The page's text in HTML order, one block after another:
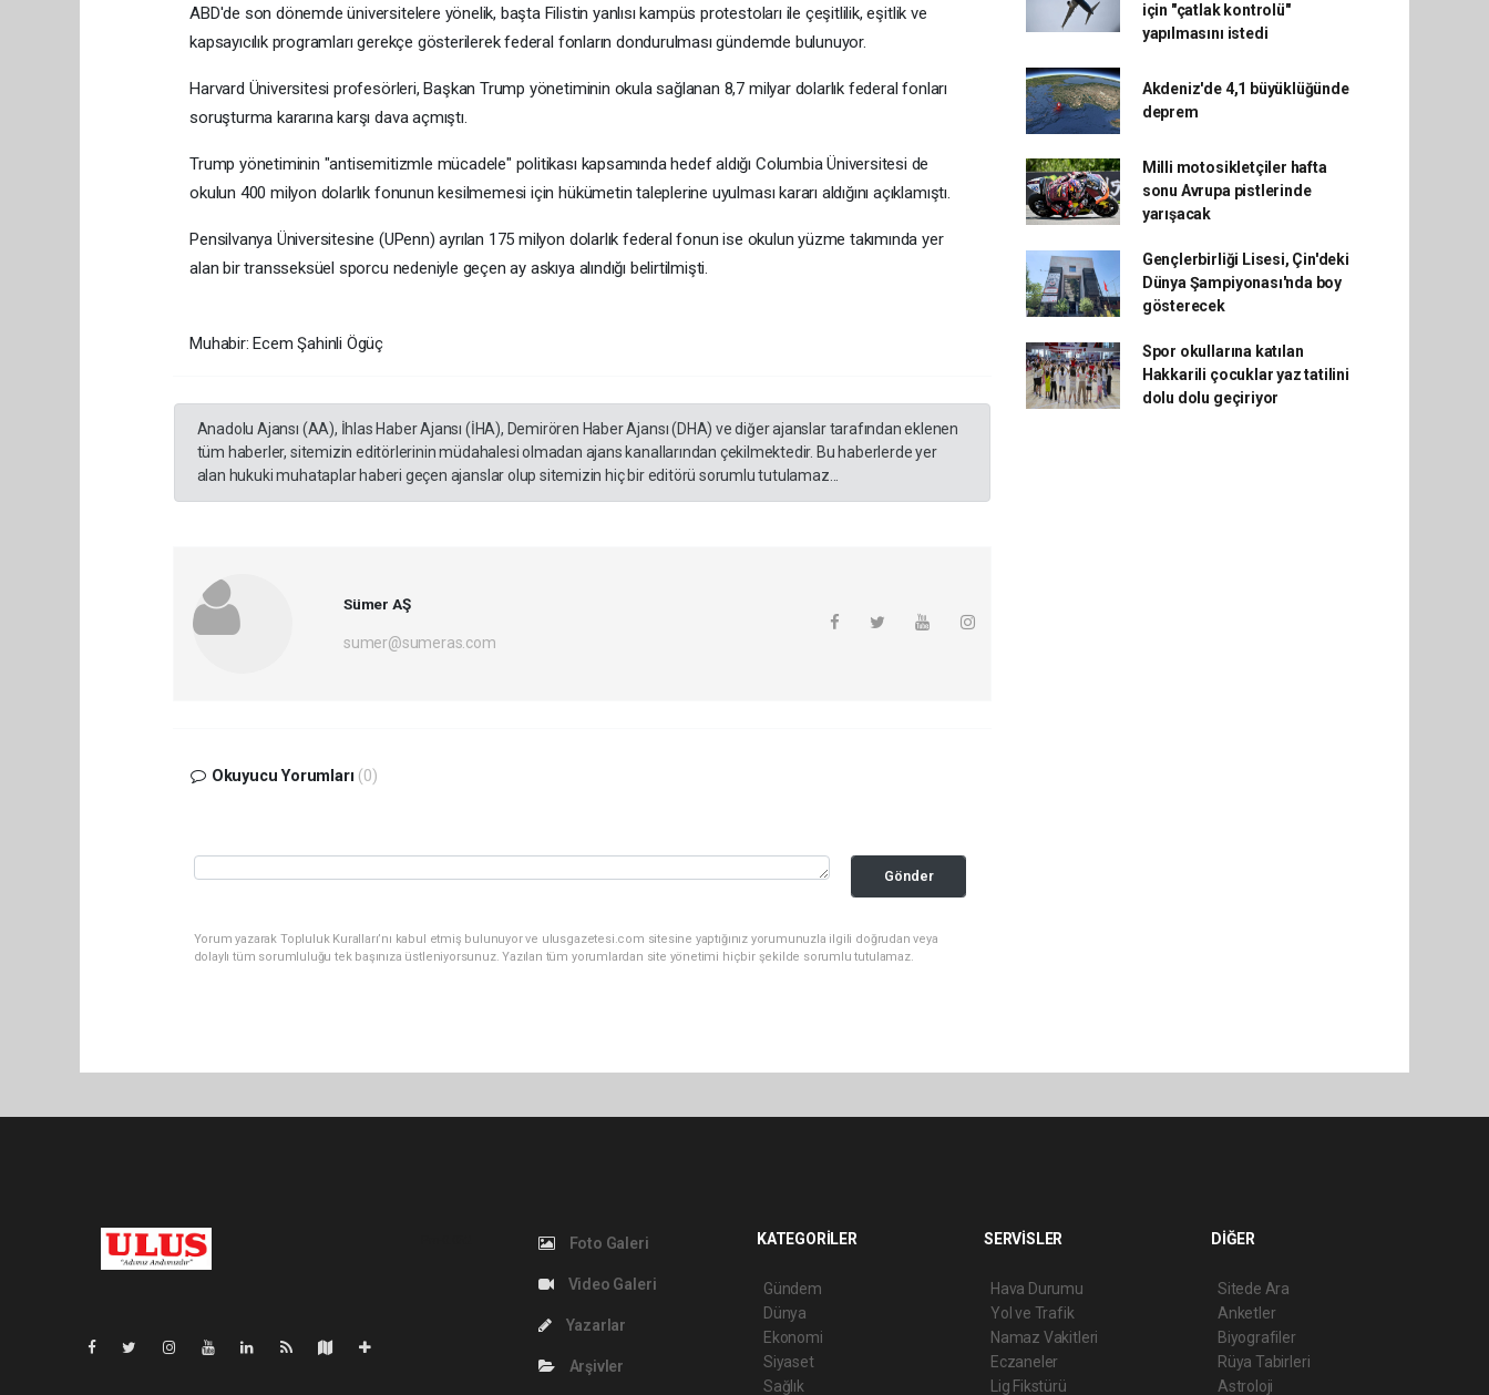
ABD'de son dönemde üniversitelere yönelik, başta Filistin yanlısı kampüs protestoları ile çeşitlilik, eşitlik ve
kapsayıcılık programları gerekçe gösterilerek federal fonların dondurulması gündemde bulunuyor.
Harvard Üniversitesi profesörleri, Başkan Trump yönetiminin okula sağlanan 8,7 milyar dolarlık federal fonları
soruşturma kararına karşı dava açmıştı.
Trump yönetiminin "antisemitizmle mücadele" politikası kapsamında hedef aldığı Columbia Üniversitesi de
okulun 400 milyon dolarlık fonunun kesilmemesi için hükümetin taleplerine uyulması kararı aldığını açıklamıştı.
Pensilvanya Üniversitesine (UPenn) ayrılan 175 milyon dolarlık federal fonun ise okulun yüzme takımında yer
alan bir transseksüel sporcu nedeniyle geçen ay askıya alındığı belirtilmişti.
Muhabir: Ecem Şahinli Ögüç
Anadolu Ajansı (AA), İhlas Haber Ajansı (İHA), Demirören Haber Ajansı (DHA) ve diğer ajanslar tarafından eklenen
tüm haberler, sitemizin editörlerinin müdahalesi olmadan ajans kanallarından çekilmektedir. Bu haberlerde yer
alan hukuki muhataplar haberi geçen ajanslar olup sitemizin hiç bir editörü sorumlu tutulamaz...
Sümer AŞ
sumer@sumeras.com
Okuyucu Yorumları (0)
Gönder
Yorum yazarak Topluluk Kuralları’nı kabul etmiş bulunuyor ve ulusgazetesi.com sitesine yaptığınız yorumunuzla ilgili doğrudan veya
dolaylı tüm sorumluluğu tek başınıza üstleniyorsunuz. Yazılan tüm yorumlardan site yönetimi hiçbir şekilde sorumlu tutulamaz.
için "çatlak kontrolü"
yapılmasını istedi
Akdeniz'de 4,1 büyüklüğünde
deprem
Milli motosikletçiler hafta
sonu Avrupa pistlerinde
yarışacak
Gençlerbirliği Lisesi, Çin'deki
Dünya Şampiyonası'nda boy
gösterecek
Spor okullarına katılan
Hakkarili çocuklar yaz tatilini
dolu dolu geçiriyor
Foto Galeri
Video Galeri
Yazarlar
Arşivler
KATEGORİLER
Gündem
Dünya
Ekonomi
Siyaset
Sağlık
SERVİSLER
Hava Durumu
Yol ve Trafik
Namaz Vakitleri
Eczaneler
Lig Fikstürü
DİĞER
Sitede Ara
Anketler
Biyografiler
Rüya Tabirleri
Astroloji